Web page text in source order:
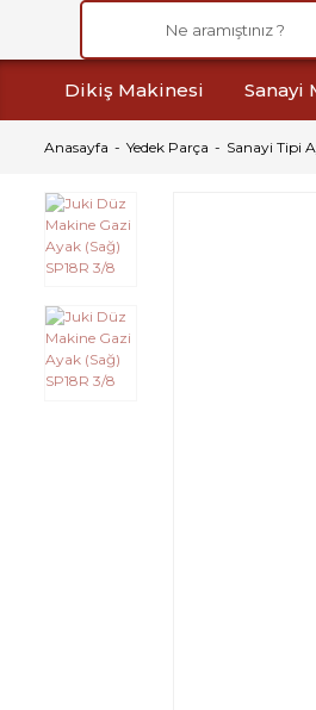
Dikiş Makinesi Sanayi
Anasayfa Yedek Parça Sanayi Tipi